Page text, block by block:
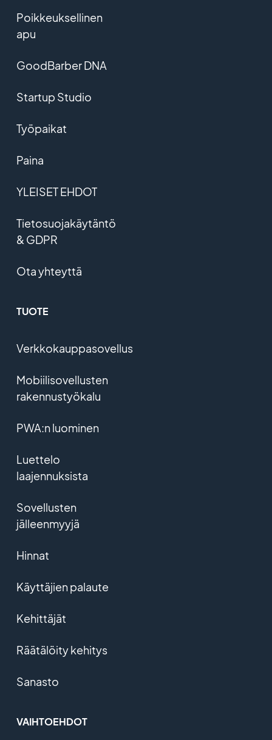
Poikkeuksellinen
apu
GoodBarber DNA
Startup Studio
Työpaikat
Paina
YLEISET EHDOT
Tietosuojakäytäntö
& GDPR
Ota yhteyttä
TUOTE
Verkkokauppasovellus
Mobiilisovellusten
rakennustyökalu
PWA:n luominen
Luettelo
laajennuksista
Sovellusten
jälleenmyyjä
Hinnat
Käyttäjien palaute
Kehittäjät
Räätälöity kehitys
Sanasto
VAIHTOEHDOT